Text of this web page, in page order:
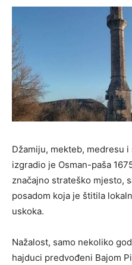
Džamiju, mekteb, medresu
izgradio je Osman-paša
značajno strateško mjesto,
posadom koja je štitila
uskoka.
Nažalost, samo nekoliko
hajduci predvođeni Bajom